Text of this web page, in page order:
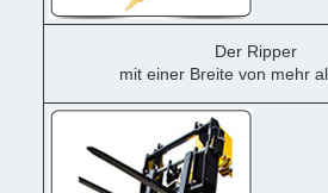
Der Ripper
mit einer Breite von mehr